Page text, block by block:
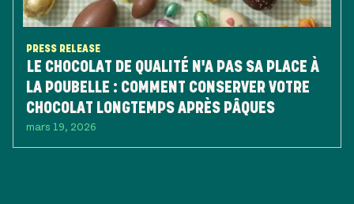
PRESS RELEASE
LE CHOCOLAT DE QUALITÉ N'A PAS SA PLACE À
LA POUBELLE : COMMENT CONSERVER VOTRE
CHOCOLAT LONGTEMPS APRÈS PÂQUES
mars 19, 2026